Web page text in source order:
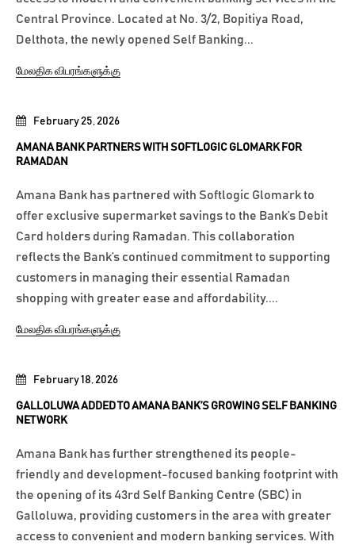
February 18, 2026
GALLOLUWA ADDED TO AMANA BANK’S GROWING SELF BANKING
NETWORK
Amana Bank has further strengthened its people-
friendly and development-focused banking footprint with
the opening of its 43rd Self Banking Centre (SBC) in
Galloluwa, providing customers in the area with greater
access to convenient and modern banking services. With
February 25, 2026
AMANA BANK PARTNERS WITH SOFTLOGIC GLOMARK FOR
RAMADAN
Amana Bank has partnered with Softlogic Glomark to
offer exclusive supermarket savings to the Bank’s Debit
Card holders during Ramadan. This collaboration
reflects the Bank’s continued commitment to supporting
customers in managing their essential Ramadan
shopping with greater ease and affordability....
மேலதிக விபரங்களுக்கு
Central Province. Located at No. 3/2, Bopitiya Road,
Delthota, the newly opened Self Banking...
மேலதிக விபரங்களுக்கு